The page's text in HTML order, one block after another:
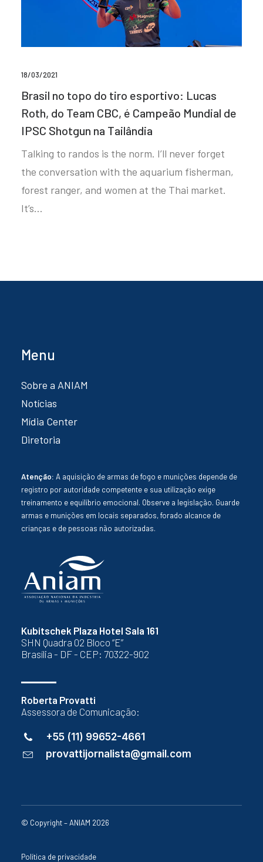
18/03/2021
Brasil no topo do tiro esportivo: Lucas
Roth, do Team CBC, é Campeão Mundial de
IPSC Shotgun na Tailândia
Talking to randos is the norm. I’ll never forget
the conversation with the aquarium fisherman,
forest ranger, and women at the Thai market.
It’s…
Kubitschek Plaza Hotel Sala 161
SHN Quadra 02 Bloco “E”
Brasília - DF - CEP: 70322-902
Roberta Provatti
Assessora de Comunicação:
+55 (11) 99652-4661
provattijornalista@gmail.com
Menu
Sobre a ANIAM
Notícias
Mídia Center
Diretoria
Atenção: A aquisição de armas de fogo e munições depende de
registro por autoridade competente e sua utilização exige
treinamento e equilíbrio emocional. Observe a legislação. Guarde
armas e munições em locais separados, forado alcance de
crianças e de pessoas não autorizadas.
© Copyright – ANIAM 2026
Política de privacidade